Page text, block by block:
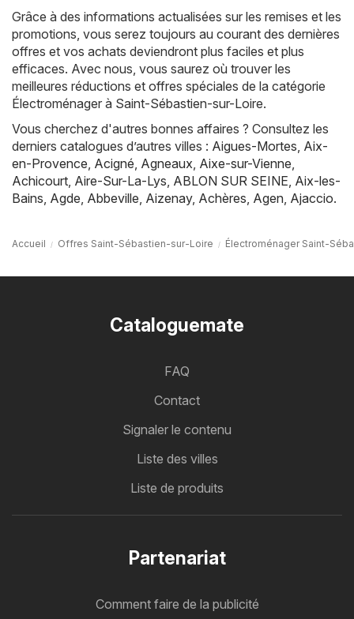
Grâce à des informations actualisées sur les remises et les
promotions, vous serez toujours au courant des dernières
offres et vos achats deviendront plus faciles et plus
efficaces. Avec nous, vous saurez où trouver les
meilleures réductions et offres spéciales de la catégorie
Électroménager à Saint-Sébastien-sur-Loire.
Vous cherchez d'autres bonnes affaires ? Consultez les
derniers catalogues d’autres villes : Aigues-Mortes Aix-
en-Provence Acigné Agneaux Aixe-sur-Vienne
Achicourt Aire-Sur-La-Lys ABLON SUR SEINE Aix-les-
Bains Agde Abbeville Aizenay, Achères Agen Ajaccio.
Accueil Offres Saint-Sébastien-sur-Loire Électroménager Saint-
Cataloguemate
FAQ
Contact
Signaler le contenu
Liste des villes
Liste de produits
Partenariat
Comment faire de la publicité